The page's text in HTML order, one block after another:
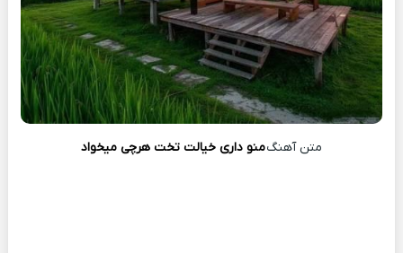
متن آهنگمنو داری خیالت تخت هرچی میخواد